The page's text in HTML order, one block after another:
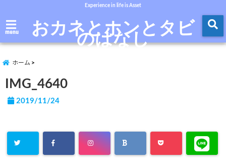
Experience in life is Asset
menu おカネとホンとタビ
のはなし
ホーム
IMG_4640
2019/11/24